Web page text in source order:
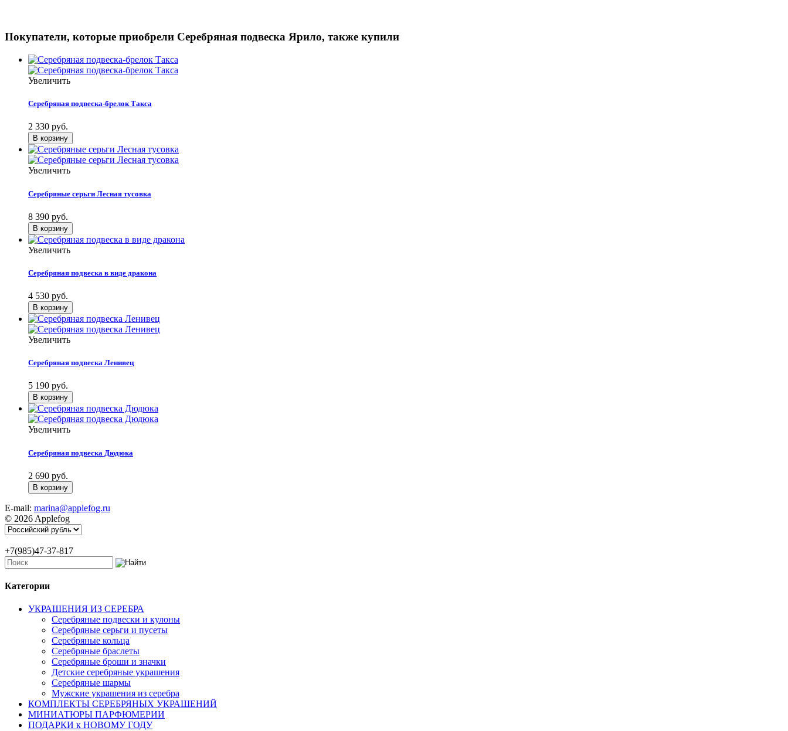
Покупатели, которые приобрели Серебряная подвеска Ярило, также купили
Увеличить
Серебряная подвеска-брелок Такса
2 330 руб.
Увеличить
Серебряные серьги Лесная тусовка
8 390 руб.
Увеличить
Серебряная подвеска в виде дракона
4 530 руб.
Увеличить
Серебряная подвеска Ленивец
5 190 руб.
Увеличить
Серебряная подвеска Дюдюка
2 690 руб.
E-mail: marina@applefog.ru
© 2026 Applefog
+7(985)47-37-817
Категории
УКРАШЕНИЯ ИЗ СЕРЕБРА
Серебряные подвески и кулоны
Серебряные серьги и пусеты
Серебряные кольца
Серебряные браслеты
Серебряные броши и значки
Детские серебряные украшения
Серебряные шармы
Мужские украшения из серебра
КОМПЛЕКТЫ СЕРЕБРЯНЫХ УКРАШЕНИЙ
МИНИАТЮРЫ ПАРФЮМЕРИИ
ПОДАРКИ к НОВОМУ ГОДУ